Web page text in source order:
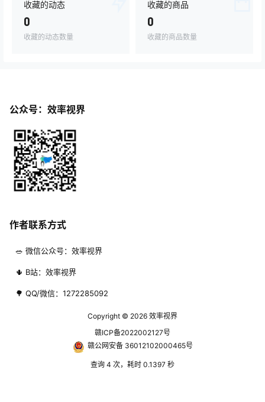
收藏的动态
0
收藏的动态数量
收藏的商品
0
收藏的商品数量
公众号：效率视界
作者联系方式
🥗 微信公众号：效率视界
🌵 B站：效率视界
🌳 QQ/微信：1272285092
Copyright © 2026 效率视界
赣ICP备2022002127号
赣公网安备 36012102000465号
查询 4 次，耗时 0.1397 秒